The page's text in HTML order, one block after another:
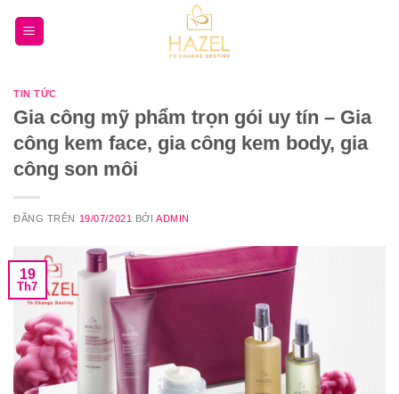
TIN TỨC
Gia công mỹ phẩm trọn gói uy tín – Gia
công kem face, gia công kem body, gia
công son môi
ĐĂNG TRÊN 19/07/2021 BỞIADMIN
19
Th7